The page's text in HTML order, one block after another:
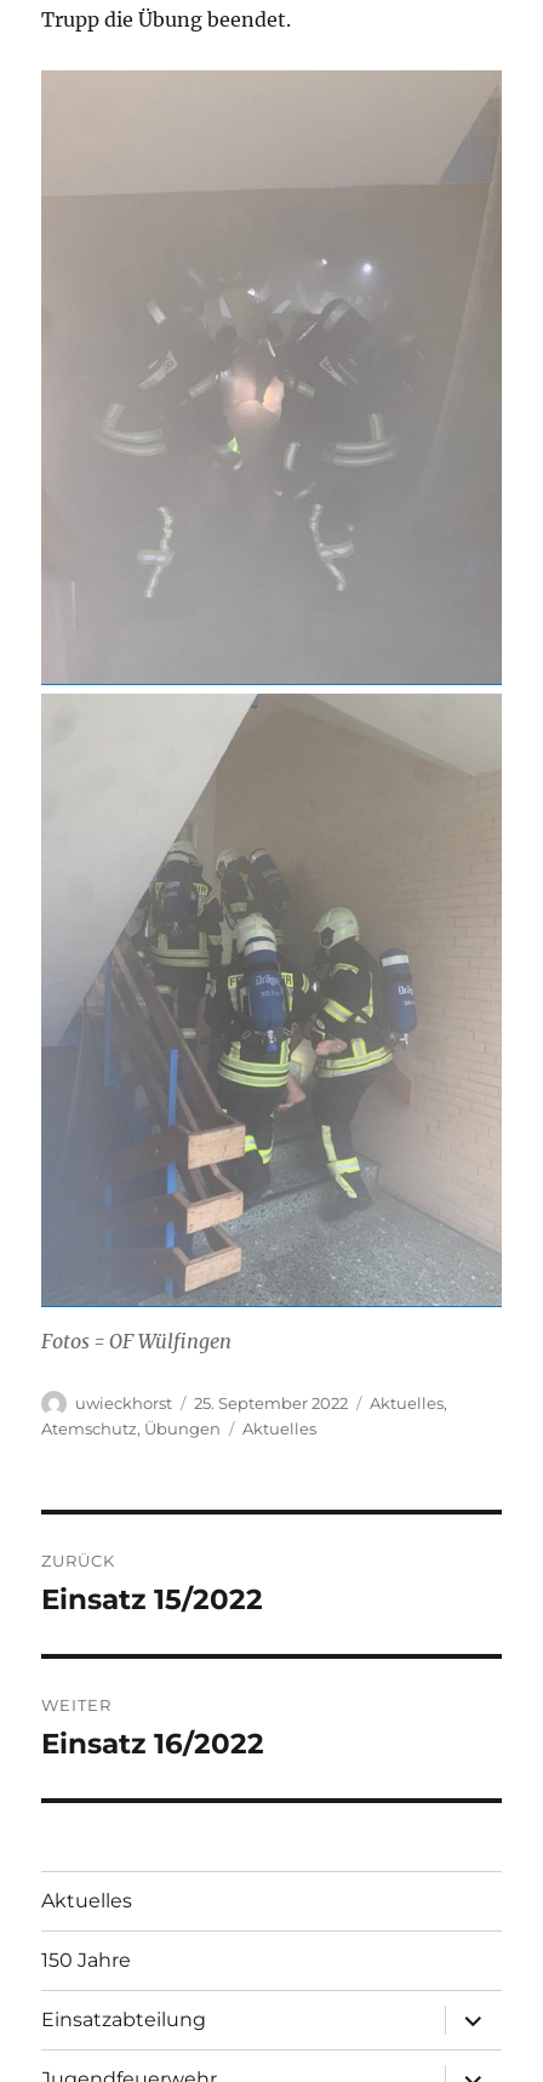
Trupp die Übung beendet.
Fotos = OF Wülfingen
Autor
uwieckhorst
Veröffentlicht
am
25. September 2022 Kategorien
Aktuelles,
Atemschutz, Übungen Schlagwörter
Aktuelles
ZURÜCK
Vorheriger
Einsatz 15/2022
WEITER
Nächster
Einsatz 16/2022
Aktuelles
150 Jahre
Einsatzabteilung
öffnen